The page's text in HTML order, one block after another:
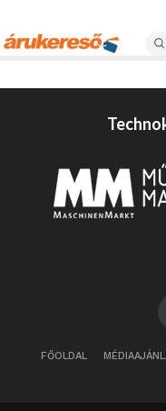
FŐOLDAL